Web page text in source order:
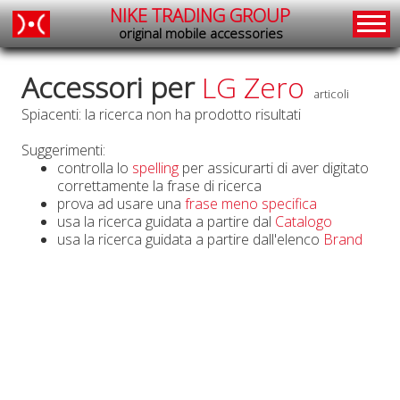
NIKE TRADING GROUP
original mobile accessories
Accessori per LG Zero articoli
Spiacenti: la ricerca non ha prodotto risultati
Suggerimenti:
controlla lo spelling per assicurarti di aver digitato
correttamente la frase di ricerca
prova ad usare una frase meno specifica
usa la ricerca guidata a partire dal Catalogo
usa la ricerca guidata a partire dall'elenco Brand